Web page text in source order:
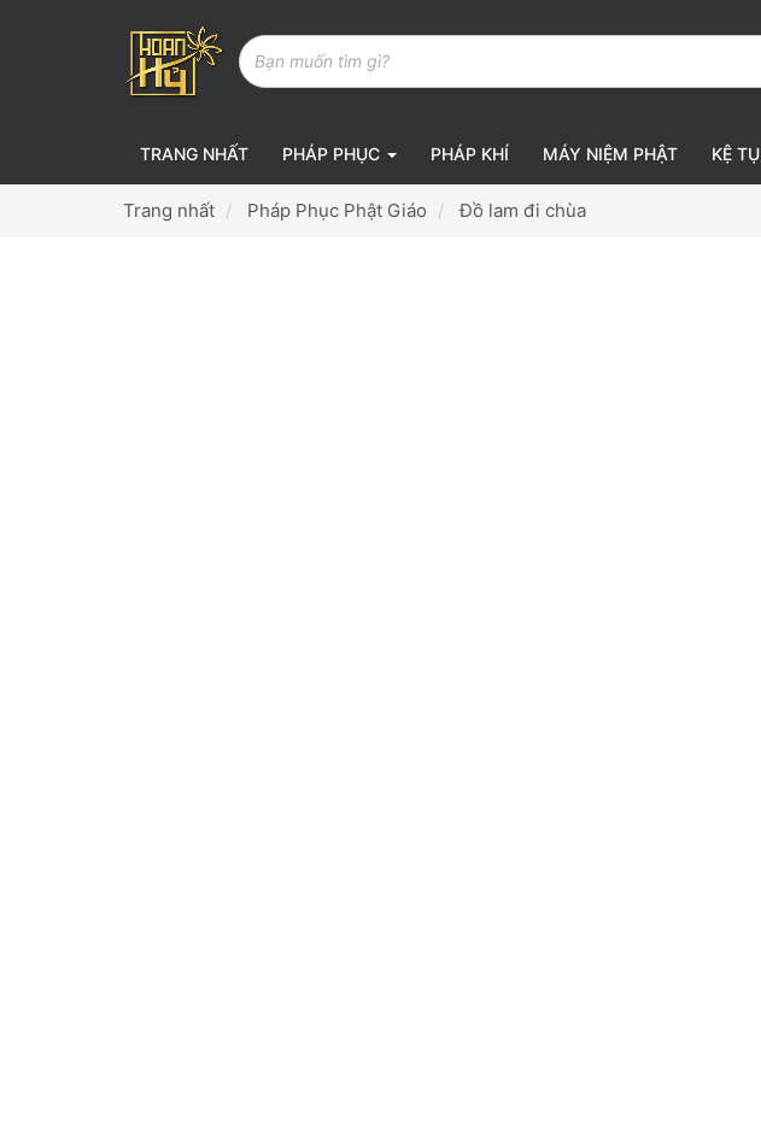
TRANG NHẤT PHÁP PHỤC PHÁP KHÍ MÁY NIỆM PHẬT KỆ
Trang nhất Pháp Phục Phật Giáo Đồ lam đi chùa